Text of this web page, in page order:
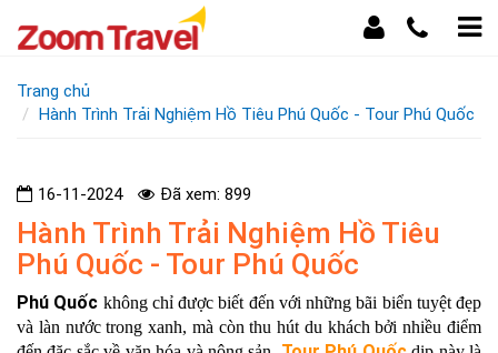
Trang chủ
Hành Trình Trải Nghiệm Hồ Tiêu Phú Quốc - Tour Phú Quốc
16-11-2024 Đã xem: 899
Hành Trình Trải Nghiệm Hồ Tiêu
Phú Quốc - Tour Phú Quốc
Phú Quốc không chỉ được biết đến với những bãi biển tuyệt đẹp
và làn nước trong xanh, mà còn thu hút du khách bởi nhiều điểm